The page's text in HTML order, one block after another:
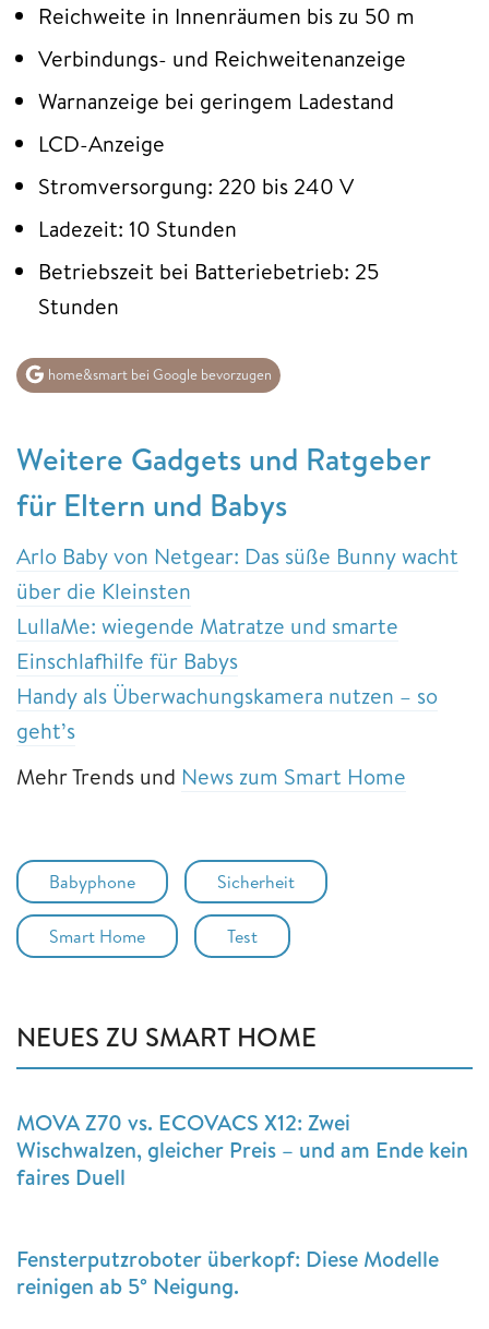
Reichweite in Innenräumen bis zu 50 m
Verbindungs- und Reichweitenanzeige
Warnanzeige bei geringem Ladestand
LCD-Anzeige
Stromversorgung: 220 bis 240 V
Ladezeit: 10 Stunden
Betriebszeit bei Batteriebetrieb: 25
Stunden
home&smart bei Google bevorzugen
Weitere Gadgets und Ratgeber
für Eltern und Babys
Arlo Baby von Netgear: Das süße Bunny wacht
über die Kleinsten
LullaMe: wiegende Matratze und smarte
Einschlafhilfe für Babys
Handy als Überwachungskamera nutzen – so
geht’s
Mehr Trends und News zum Smart Home
Babyphone Sicherheit
Smart Home Test
NEUES ZU SMART HOME
MOVA Z70 vs. ECOVACS X12: Zwei
Wischwalzen, gleicher Preis – und am Ende kein
faires Duell
Fensterputzroboter überkopf: Diese Modelle
reinigen ab 5° Neigung.